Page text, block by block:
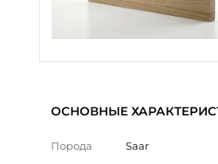
ОСНОВНЫЕ
Порода Saar